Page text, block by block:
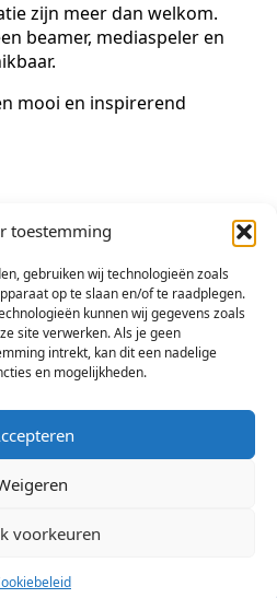
toestemming
gebruiken wij technologieën zoals
op te slaan en/of te raadplegen.
kunnen wij gegevens zoals
site verwerken. Als je geen
intrekt, kan dit een nadelige
en mogelijkheden.
voorkeuren
zijn meer dan welkom.
beamer, mediaspeler en
mooi en inspirerend
– 2e
open vanaf 19.30
avond start om
Kunst en Societeit